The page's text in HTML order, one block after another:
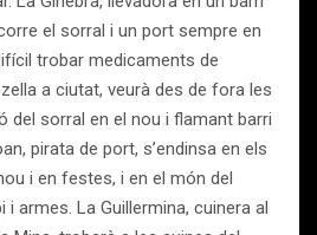
el sorral i un port sempre en
trobar medicaments de
a ciutat, veurà des de fora les
del sorral en el nou i flamant barri
pirata de port, s’endinsa en els
i en festes, i en el món del
armes. La Guillermina, cuinera al